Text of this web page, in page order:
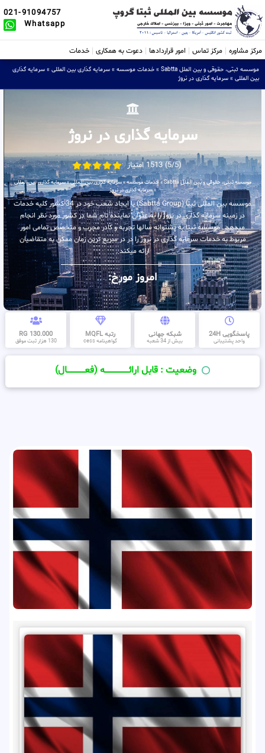
021-91094757
Whatsapp
مرکز مشاوره مرکز تماس امور قراردادها دعوت به همکاری خدمات
موسسه ثبتی، حقوقی و بین الملل Sabtta » خدمات موسسه » سرمایه گذاری بین المللی » سرمایه گذاری
بین المللی » سرمایه گذاری در نروژ
سرمایه گذاری در نروژ
(5/5) 1513 امتیاز
موسسه ثبتی، حقوقی و بین الملل Sabtta »خدمات موسسه»سرمایه گذاری بین المللی»سرمایه گذاری بین المللی
»سرمایه گذاری در نروژ
موسسه بین المللی ثبتا (Sabtta Group) با ایجاد شعب خود در 34 کشور کلیه خدمات
در زمینه سرمایه گذاری در نروژ را به عنوان نماینده تام شما در کشور مورد نظر انجام
میدهد . موسسه ثبتا به پشتوانه سالها تجربه و کادر مجرب و متخصص تمامی امور
مربوط به خدمات سرمایه گذاری در نروژ را در در سریع ترین زمان ممکن به متقاضیان
ارائه میکند .
امروز مورخ:
پاسخگویی 24H
واحد پشتیبانی
شبکه جهانی
بیش از 34 شعبه
رتبه MQFL
گواهینامه cess
130.000 RG
130 هزار ثبت موفق
وضعیت : قابل ارائــــــــــــــــــــه (فعـــــــــــــــال)